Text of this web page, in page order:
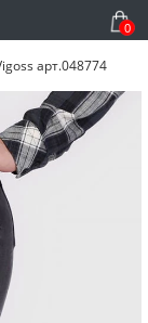
0
арт.048774